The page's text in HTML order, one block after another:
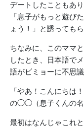
デートしたこともあ
「息子がもっと遊び
ょう！」と誘っても
ちなみに、このママ
したとき、日本語で
語がビミョーに不思
「やあ！こんにち
の◯◯（息子くんの名
最初はなんじゃこれ